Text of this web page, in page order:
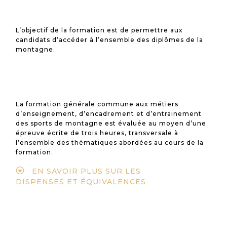
L’objectif de la formation est de permettre aux
candidats d’accéder à l’ensemble des diplômes de la
montagne.
La formation générale commune aux métiers
d’enseignement, d’encadrement et d’entrainement
des sports de montagne est évaluée au moyen d’une
épreuve écrite de trois heures, transversale à
l’ensemble des thématiques abordées au cours de la
formation.
EN SAVOIR PLUS SUR LES
DISPENSES ET ÉQUIVALENCES